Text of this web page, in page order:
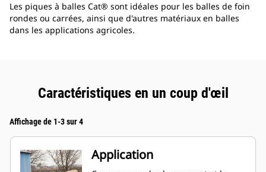
Les piques à balles Cat® sont idéales pour les balles de foin
rondes ou carrées, ainsi que d'autres matériaux en balles
dans les applications agricoles.
Caractéristiques en un coup d'œil
Affichage de 1-3 sur 4
Application